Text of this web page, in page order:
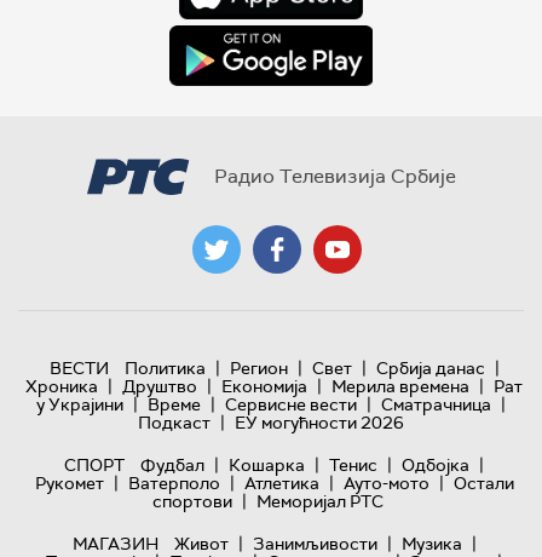
Радио Телевизија Србије
ВЕСТИ Политика | Регион | Свет | Србија данас |
Хроника | Друштво | Економија | Мерила времена | Рат
у Украјини | Време | Сервисне вести | Сматрачница |
Подкаст | ЕУ могућности 2026
СПОРТ
Фудбал | Кошарка | Тенис | Одбојка |
Рукомет | Ватерполо | Атлетика | Ауто-мото | Остали
спортови | Меморијал РТС
МАГАЗИН
Живот | Занимљивости | Музика |